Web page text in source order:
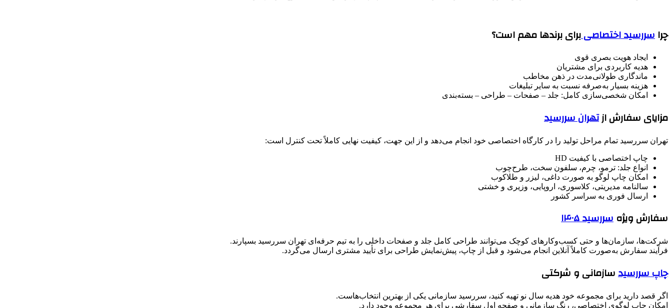
چرا سررسید اختصاصیبرای برندها مهم است؟
ایجاد هویت بصری قوی
هدیه کاربردی برای مشتریان
ماندگاری طولانی‌مدت در ذهن مخاطب
هزینه بسیار به‌صرفه نسبت به سایر تبلیغات
امکان شخصی‌سازی کامل: جلد – صفحات – طراحی – بسته‌بندی
مزایای سفارش ازتهران سررسید
تهران سررسید تمام مراحل تولید را در کارگاه اختصاصی خود انجام می‌دهد و از این جهت، کیفیت نهایی کاملاً تحت کنترل است:
چاپ اختصاصی با کیفیت HD
انواع جلد: ترمو، چرم، سلفون سخت، طرح‌چوب
امکان چاپ لوگو به صورت داغی، لیزر و طلاکوب
سالنامه مدیریتی، کلاسوری، اروپایی، وزیری و خشتی
ارسال فوری به سراسر کشور
سفارش ویژه سررسید ۱۴۰۵
شرکت‌ها، سازمان‌ها و حتی کسب‌وکارهای کوچک می‌توانند طراحی کامل جلد و صفحات داخلی را به تیم حرفه‌ای تهران سررسید بسپارند.
فرآیند سفارش به‌صورت کاملاً آنلاین انجام می‌شود و قبل از چاپ، پیش‌نمایش طراحی برای تأیید مشتری ارسال می‌گردد.
چاپ سررسیدسازمانی و شرکتی
اگر قصد دارید برای مجموعه خود هدیه سال نو تهیه کنید، سررسید سازمانی یکی از بهترین انتخاب‌هاست.
امکان چاپ لوگوی اختصاصی، رنگ سازمانی و صفحه اول سفارشی برای هر مجموعه وجود دارد.